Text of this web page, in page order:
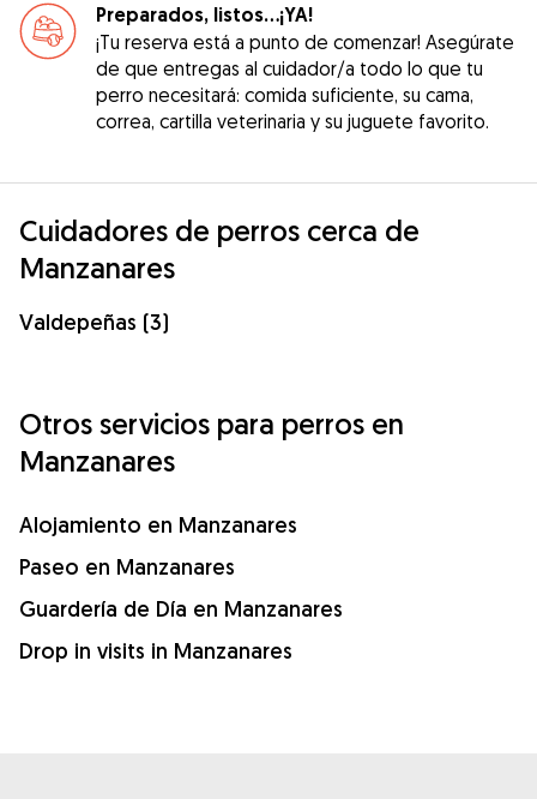
Preparados, listos...¡YA!
¡Tu reserva está a punto de comenzar! Asegúrate
de que entregas al cuidador/a todo lo que tu
perro necesitará: comida suficiente, su cama,
correa, cartilla veterinaria y su juguete favorito.
Cuidadores de perros cerca de
Manzanares
Valdepeñas (3)
Otros servicios para perros en
Manzanares
Alojamiento en Manzanares
Paseo en Manzanares
Guardería de Día en Manzanares
Drop in visits in Manzanares